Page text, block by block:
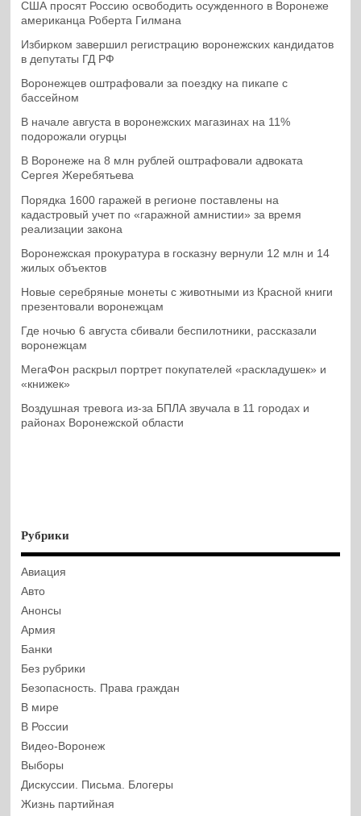
США просят Россию освободить осужденного в Воронеже
американца Роберта Гилмана
Избирком завершил регистрацию воронежских кандидатов
в депутаты ГД РФ
Воронежцев оштрафовали за поездку на пикапе с
бассейном
В начале августа в воронежских магазинах на 11%
подорожали огурцы
В Воронеже на 8 млн рублей оштрафовали адвоката
Сергея Жеребятьева
Порядка 1600 гаражей в регионе поставлены на
кадастровый учет по «гаражной амнистии» за время
реализации закона
Воронежская прокуратура в госказну вернули 12 млн и 14
жилых объектов
Новые серебряные монеты с животными из Красной книги
презентовали воронежцам
Где ночью 6 августа сбивали беспилотники, рассказали
воронежцам
МегаФон раскрыл портрет покупателей «раскладушек» и
«книжек»
Воздушная тревога из-за БПЛА звучала в 11 городах и
районах Воронежской области
Рубрики
Авиация
Авто
Анонсы
Армия
Банки
Без рубрики
Безопасность. Права граждан
В мире
В России
Видео-Воронеж
Выборы
Дискуссии. Письма. Блогеры
Жизнь партийная